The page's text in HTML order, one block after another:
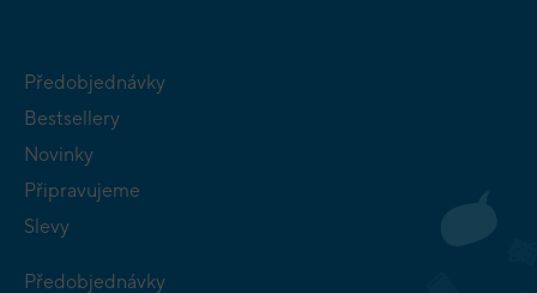
Předobjednávky
Bestsellery
Novinky
Připravujeme
Slevy
Předobjednávky